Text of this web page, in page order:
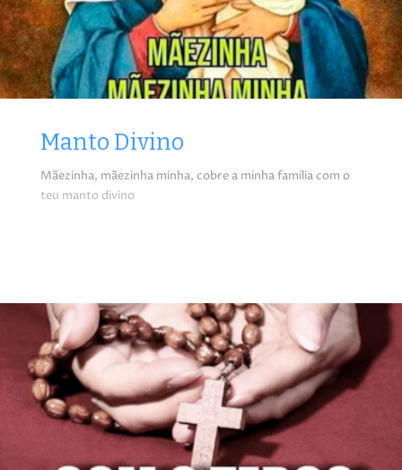
Manto Divino
Mãezinha, mãezinha minha, cobre a minha família com o
teu manto divino